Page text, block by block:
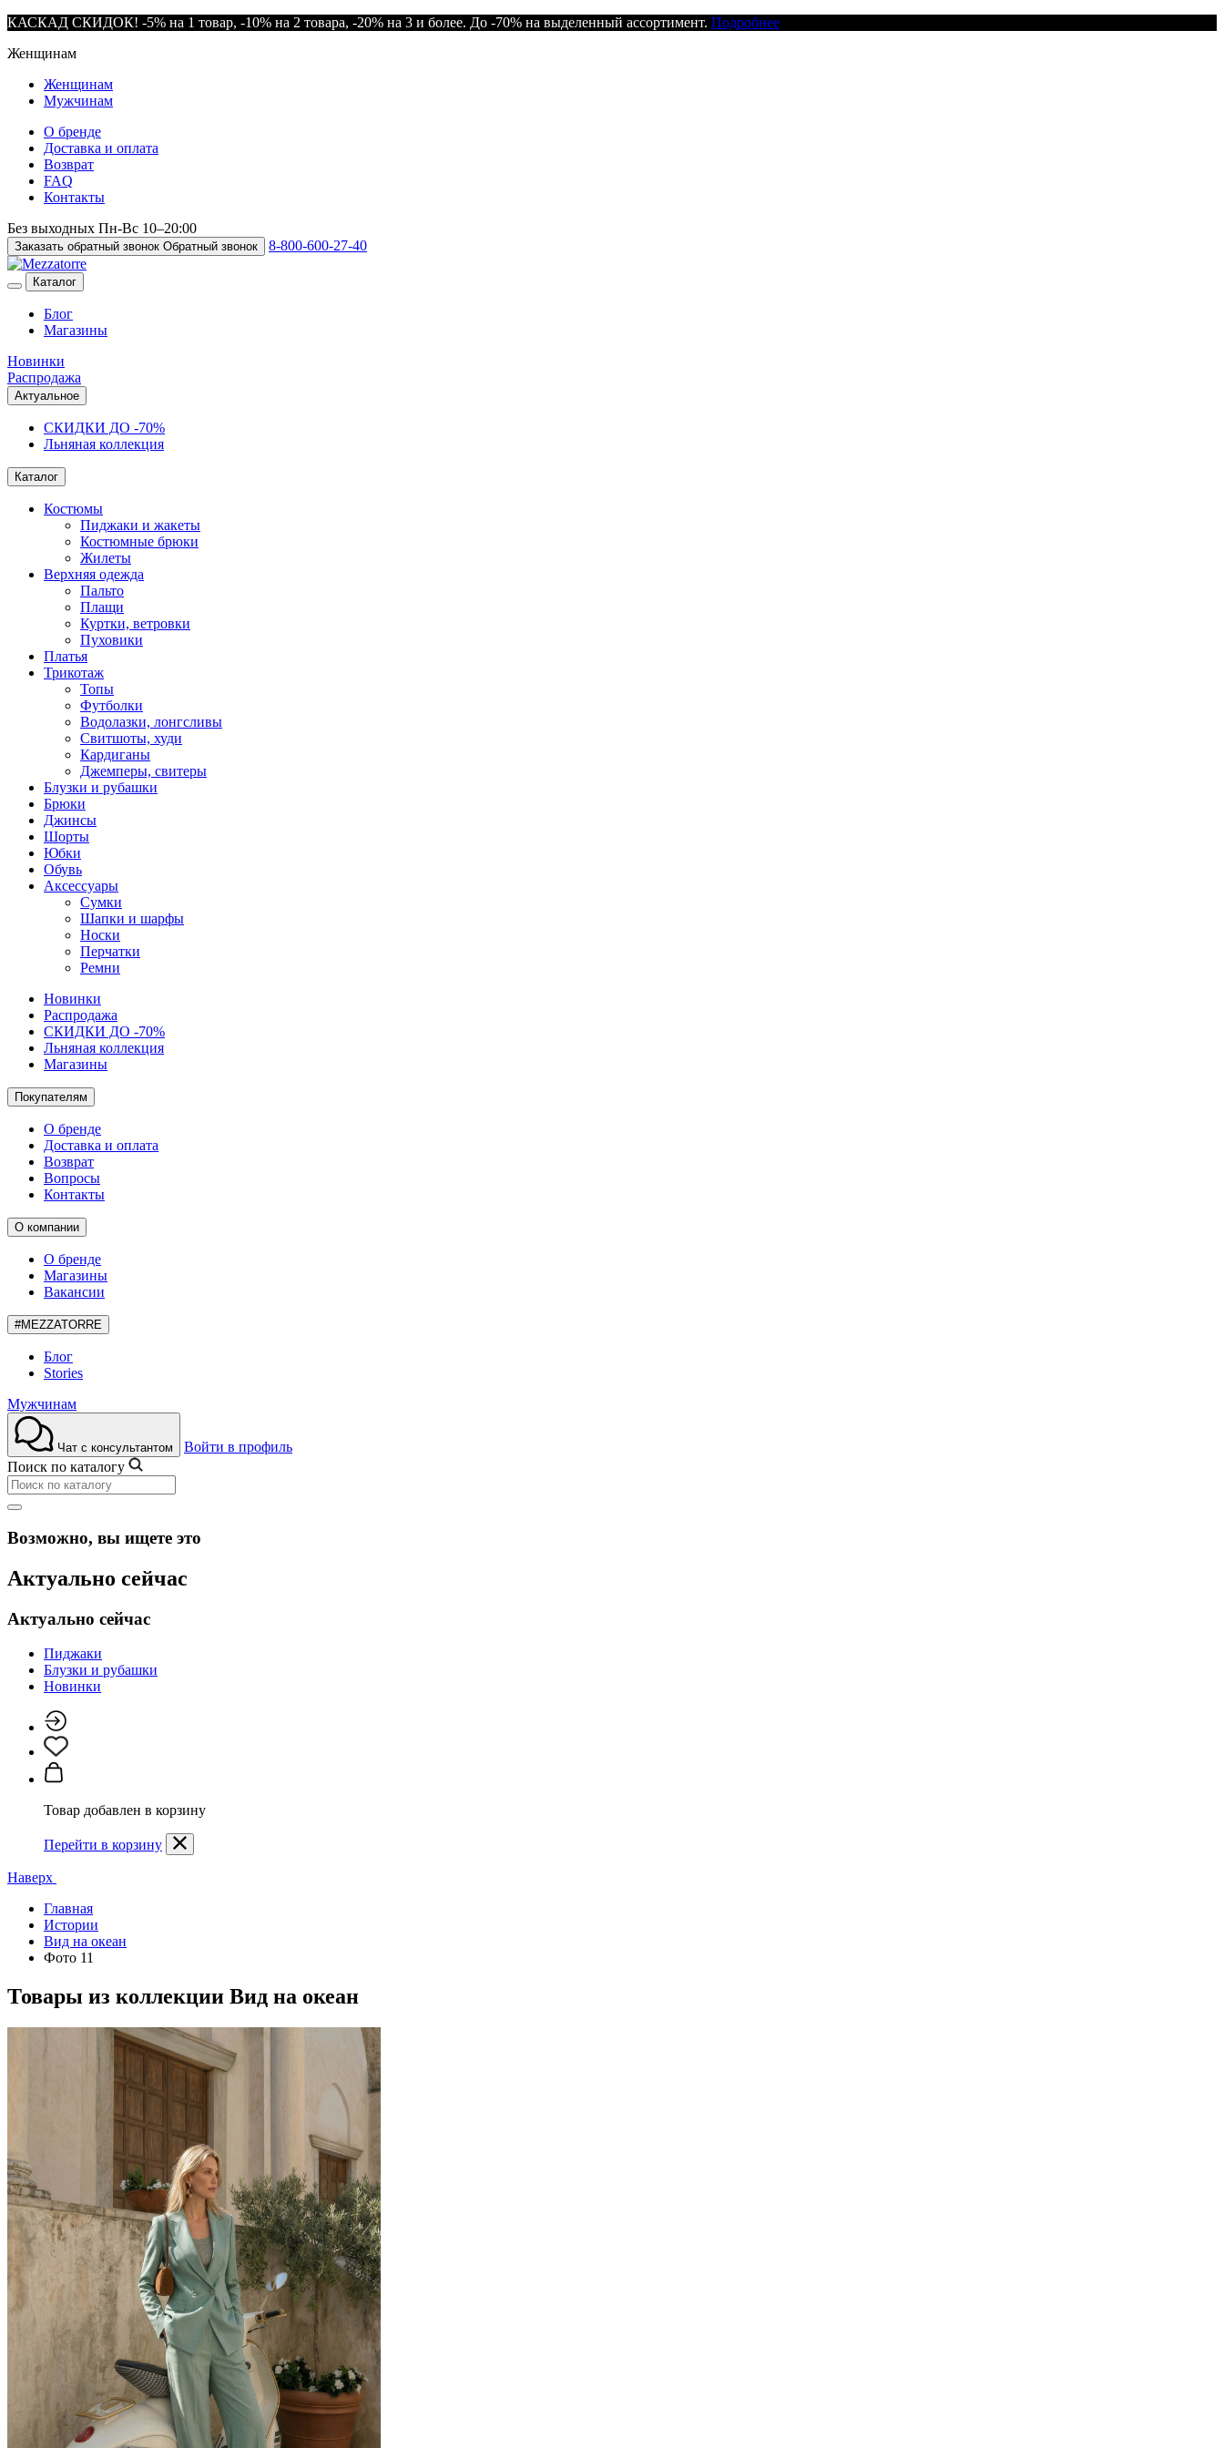
КАСКАД СКИДОК! -5% на 1 товар, -10% на 2 товара, -20% на 3 и более. До -70% на выделенный ассортимент. Подробнее
Женщинам
Женщинам
Мужчинам
О бренде
Доставка и оплата
Возврат
FAQ
Контакты
Без выходных Пн-Вс 10–20:00
Заказать обратный звонок Обратный звонок 8-800-600-27-40
Каталог
Блог
Магазины
Новинки
Распродажа
Актуальное
СКИДКИ ДО -70%
Льняная коллекция
Каталог
Костюмы
Пиджаки и жакеты
Костюмные брюки
Жилеты
Верхняя одежда
Пальто
Плащи
Куртки, ветровки
Пуховики
Платья
Трикотаж
Топы
Футболки
Водолазки, лонгсливы
Свитшоты, худи
Кардиганы
Джемперы, свитеры
Блузки и рубашки
Брюки
Джинсы
Шорты
Юбки
Обувь
Аксессуары
Сумки
Шапки и шарфы
Носки
Перчатки
Ремни
Новинки
Распродажа
СКИДКИ ДО -70%
Льняная коллекция
Магазины
Покупателям
О бренде
Доставка и оплата
Возврат
Вопросы
Контакты
О компании
О бренде
Магазины
Вакансии
#MEZZATORRE
Блог
Stories
Мужчинам
Чат с консультантом
Войти в профиль
Поиск по каталогу
Возможно, вы ищете это
Актуально сейчас
Актуально сейчас
Пиджаки
Блузки и рубашки
Новинки
Товар добавлен в корзину
Перейти в корзину
Наверх
Главная
Истории
Вид на океан
Фото 11
Товары из коллекции Вид на океан